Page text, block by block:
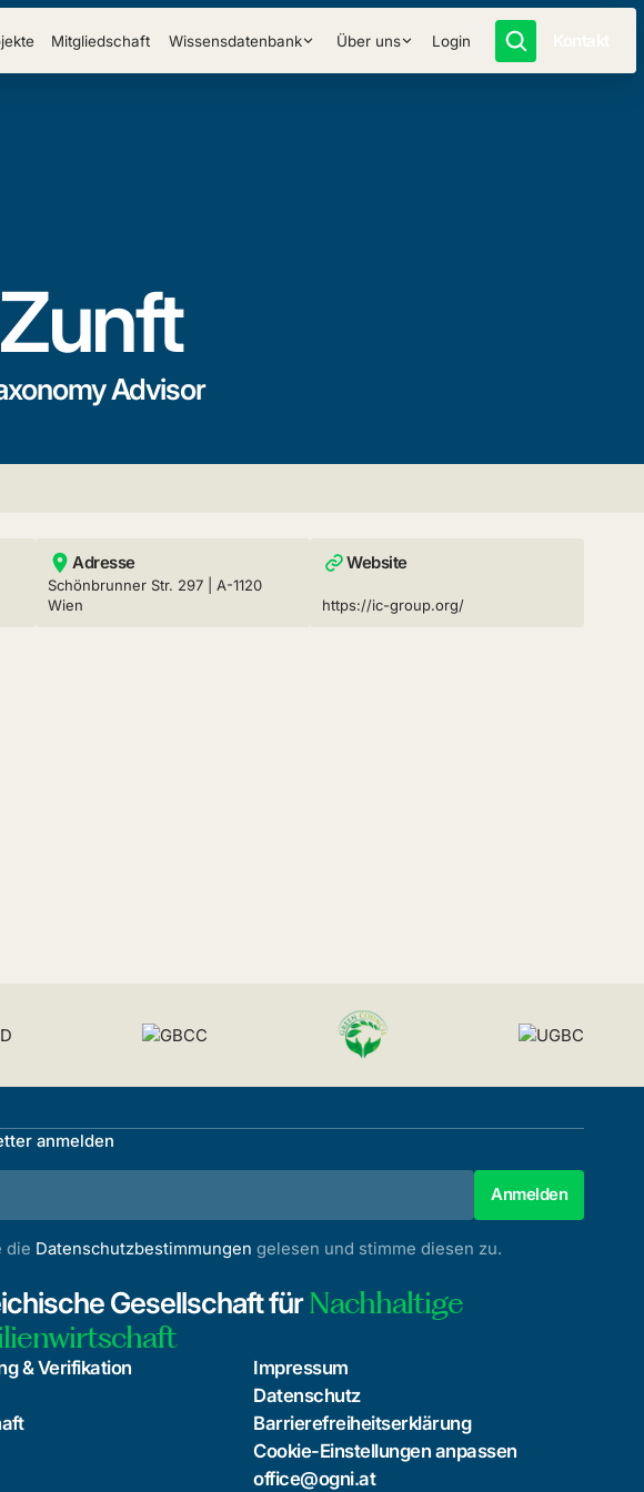
Mitgliedschaft Wissensdatenbank Über uns Login
Advisor
Adresse
Schönbrunner Str. 297 | A-1120
Wien
Website
https://ic-group.org/
anmelden
die Datenschutzbestimmungen gelesen und stimme diesen zu.
Gesellschaft fürNachhaltige
& Verifikation
Impressum
Datenschutz
Barrierefreiheitserklärung
Cookie-Einstellungen anpassen
office@ogni.at